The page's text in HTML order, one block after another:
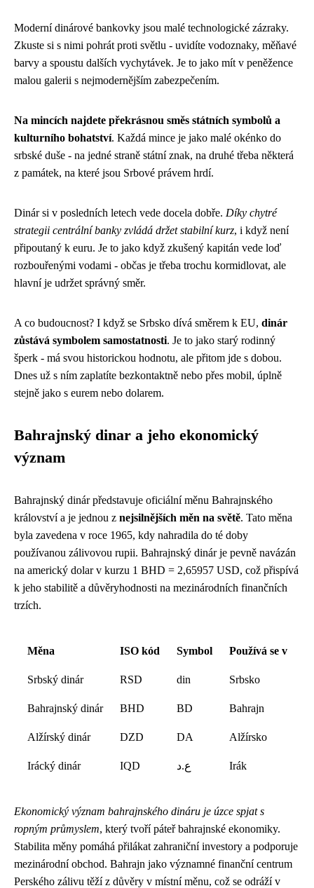
Moderní dinárové bankovky jsou malé technologické zázraky.
Zkuste si s nimi pohrát proti světlu - uvidíte vodoznaky, měňavé
barvy a spoustu dalších vychytávek. Je to jako mít v peněžence
malou galerii s nejmodernějším zabezpečením.
Na mincích najdete překrásnou směs státních symbolů a
kulturního bohatství. Každá mince je jako malé okénko do
srbské duše - na jedné straně státní znak, na druhé třeba některá
z památek, na které jsou Srbové právem hrdí.
Dinár si v posledních letech vede docela dobře. Díky chytré
strategii centrální banky zvládá držet stabilní kurz, i když není
připoutaný k euru. Je to jako když zkušený kapitán vede loď
rozbouřenými vodami - občas je třeba trochu kormidlovat, ale
hlavní je udržet správný směr.
A co budoucnost? I když se Srbsko dívá směrem k EU, dinár
zůstává symbolem samostatnosti. Je to jako starý rodinný
šperk - má svou historickou hodnotu, ale přitom jde s dobou.
Dnes už s ním zaplatíte bezkontaktně nebo přes mobil, úplně
stejně jako s eurem nebo dolarem.
Bahrajnský dinar a jeho ekonomický
význam
Bahrajnský dinár představuje oficiální měnu Bahrajnského
království a je jednou z nejsilnějších měn na světě. Tato měna
byla zavedena v roce 1965, kdy nahradila do té doby
používanou zálivovou rupii. Bahrajnský dinár je pevně navázán
na americký dolar v kurzu 1 BHD = 2,65957 USD, což přispívá
k jeho stabilitě a důvěryhodnosti na mezinárodních finančních
trzích.
Měna ISO kód Symbol Používá se v
Srbský dinár RSD din Srbsko
Bahrajnský dinár BHD BD Bahrajn
Alžírský dinár DZD DA Alžírsko
Irácký dinár IQD ع.د Irák
Ekonomický význam bahrajnského dináru je úzce spjat s
ropným průmyslem, který tvoří páteř bahrajnské ekonomiky.
Stabilita měny pomáhá přilákat zahraniční investory a podporuje
mezinárodní obchod. Bahrajn jako významné finanční centrum
Perského zálivu těží z důvěry v místní měnu, což se odráží v